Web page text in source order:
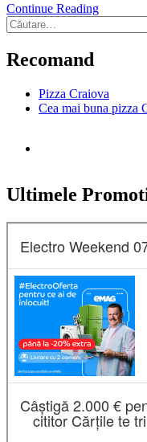
Continue Reading
Caută
după:
Recomand
Pizza Craiova
Cea mai buna pizza
Ultimele